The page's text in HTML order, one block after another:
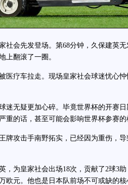
会先发登场。第68分钟，久保建英无
上翻滚了一圈。
疗车拉走。现场皇家社会球迷忧心忡
无疑更加心碎。毕竟世界杯的开赛日
重的话，甚至可能会影响世界杯参赛
攻击手南野拓实，已经因为重伤，导
为皇家社会出场18次，贡献了2球3助
欧元。他也是日本队前场不可或缺的